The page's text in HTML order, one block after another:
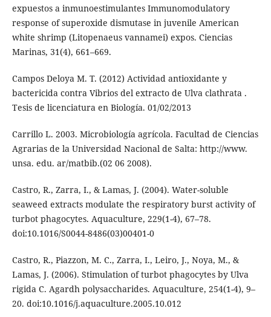
expuestos a inmunoestimulantes Immunomodulatory
response of superoxide dismutase in juvenile American
white shrimp (Litopenaeus vannamei) expos. Ciencias
Marinas, 31(4), 661–669.
Campos Deloya M. T. (2012) Actividad antioxidante y
bactericida contra Vibrios del extracto de Ulva clathrata .
Tesis de licenciatura en Biología. 01/02/2013
Carrillo L. 2003. Microbiología agrícola. Facultad de Ciencias
Agrarias de la Universidad Nacional de Salta: http://www.
unsa. edu. ar/matbib.(02 06 2008).
Castro, R., Zarra, I., & Lamas, J. (2004). Water-soluble
seaweed extracts modulate the respiratory burst activity of
turbot phagocytes. Aquaculture, 229(1-4), 67–78.
doi:10.1016/S0044-8486(03)00401-0
Castro, R., Piazzon, M. C., Zarra, I., Leiro, J., Noya, M., &
Lamas, J. (2006). Stimulation of turbot phagocytes by Ulva
rigida C. Agardh polysaccharides. Aquaculture, 254(1-4), 9–
20. doi:10.1016/j.aquaculture.2005.10.012